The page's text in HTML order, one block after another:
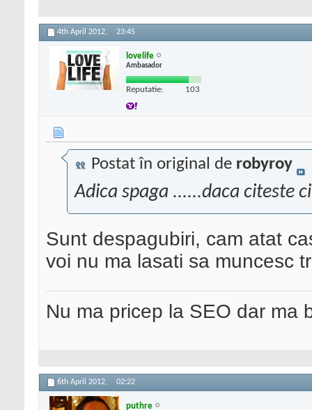
4th April 2012, 23:45
lovelife
Ambasador
Reputatie: 103
Postat în original de robyroy
Adica spaga ......daca citeste
Sunt despagubiri, cam atat
voi nu ma lasati sa muncesc
Nu ma pricep la SEO dar ma
6th April 2012, 02:22
puthre